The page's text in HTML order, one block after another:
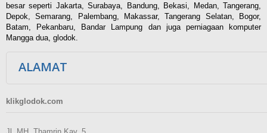
besar seperti Jakarta, Surabaya, Bandung, Bekasi, Medan, Tangerang,
Depok, Semarang, Palembang, Makassar, Tangerang Selatan, Bogor,
Batam, Pekanbaru, Bandar Lampung dan juga perniagaan komputer
Mangga dua, glodok.
ALAMAT
klikglodok.com